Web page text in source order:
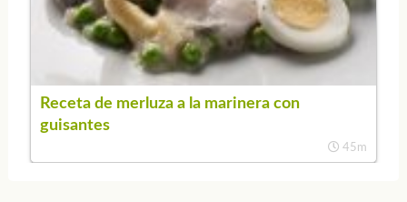
Receta de merluza a la marinera con
guisantes
45m